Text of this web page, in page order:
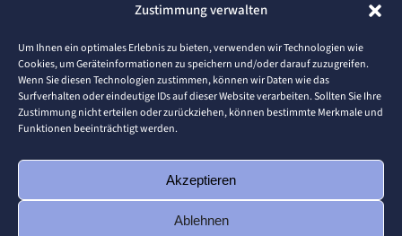
Zustimmung verwalten
Um Ihnen ein optimales Erlebnis zu bieten, verwenden wir Technologien wie
Cookies, um Geräteinformationen zu speichern und/oder darauf zuzugreifen.
Wenn Sie diesen Technologien zustimmen, können wir Daten wie das
Surfverhalten oder eindeutige IDs auf dieser Website verarbeiten. Sollten Sie Ihre
Zustimmung nicht erteilen oder zurückziehen, können bestimmte Merkmale und
Funktionen beeinträchtigt werden.
Akzeptieren
Ablehnen
Wirtschaftsingenieurwesen wurden am 01. Juni
2022 von Angela Gebert zu einem dreistündigen
Process Mining Workshop begrüßt. Im Mittelpunkt
standen dieses Mal verschiedene Anwendungen
von Celonis, dem Marktführer im Bereich Process
Mining. Die ca. 30 Studierenden konnten wahweise
vor Ort mit den Lehrbeauftragten Susanne Stiegler
und Lukas Waidelich teilnehmen oder…